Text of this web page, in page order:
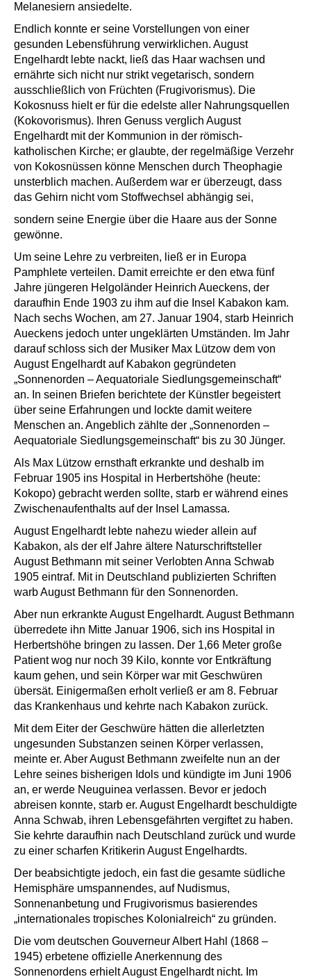
Melanesiern ansiedelte.
Endlich konnte er seine Vorstellungen von einer
gesunden Lebensführung verwirklichen. August
Engelhardt lebte nackt, ließ das Haar wachsen und
ernährte sich nicht nur strikt vegetarisch, sondern
ausschließlich von Früchten (Frugivorismus). Die
Kokosnuss hielt er für die edelste aller Nahrungsquellen
(Kokovorismus). Ihren Genuss verglich August
Engelhardt mit der Kommunion in der römisch-
katholischen Kirche; er glaubte, der regelmäßige Verzehr
von Kokosnüssen könne Menschen durch Theophagie
unsterblich machen. Außerdem war er überzeugt, dass
das Gehirn nicht vom Stoffwechsel abhängig sei,
sondern seine Energie über die Haare aus der Sonne
gewönne.
Um seine Lehre zu verbreiten, ließ er in Europa
Pamphlete verteilen. Damit erreichte er den etwa fünf
Jahre jüngeren Helgoländer Heinrich Aueckens, der
daraufhin Ende 1903 zu ihm auf die Insel Kabakon kam.
Nach sechs Wochen, am 27. Januar 1904, starb Heinrich
Aueckens jedoch unter ungeklärten Umständen. Im Jahr
darauf schloss sich der Musiker Max Lützow dem von
August Engelhardt auf Kabakon gegründeten
„Sonnenorden – Aequatoriale Siedlungsgemeinschaft“
an. In seinen Briefen berichtete der Künstler begeistert
über seine Erfahrungen und lockte damit weitere
Menschen an. Angeblich zählte der „Sonnenorden –
Aequatoriale Siedlungsgemeinschaft“ bis zu 30 Jünger.
Als Max Lützow ernsthaft erkrankte und deshalb im
Februar 1905 ins Hospital in Herbertshöhe (heute:
Kokopo) gebracht werden sollte, starb er während eines
Zwischenaufenthalts auf der Insel Lamassa.
August Engelhardt lebte nahezu wieder allein auf
Kabakon, als der elf Jahre ältere Naturschriftsteller
August Bethmann mit seiner Verlobten Anna Schwab
1905 eintraf. Mit in Deutschland publizierten Schriften
warb August Bethmann für den Sonnenorden.
Aber nun erkrankte August Engelhardt. August Bethmann
überredete ihn Mitte Januar 1906, sich ins Hospital in
Herbertshöhe bringen zu lassen. Der 1,66 Meter große
Patient wog nur noch 39 Kilo, konnte vor Entkräftung
kaum gehen, und sein Körper war mit Geschwüren
übersät. Einigermaßen erholt verließ er am 8. Februar
das Krankenhaus und kehrte nach Kabakon zurück.
Mit dem Eiter der Geschwüre hätten die allerletzten
ungesunden Substanzen seinen Körper verlassen,
meinte er. Aber August Bethmann zweifelte nun an der
Lehre seines bisherigen Idols und kündigte im Juni 1906
an, er werde Neuguinea verlassen. Bevor er jedoch
abreisen konnte, starb er. August Engelhardt beschuldigte
Anna Schwab, ihren Lebensgefährten vergiftet zu haben.
Sie kehrte daraufhin nach Deutschland zurück und wurde
zu einer scharfen Kritikerin August Engelhardts.
Der beabsichtigte jedoch, ein fast die gesamte südliche
Hemisphäre umspannendes, auf Nudismus,
Sonnenanbetung und Frugivorismus basierendes
„internationales tropisches Kolonialreich“ zu gründen.
Die vom deutschen Gouverneur Albert Hahl (1868 –
1945) erbetene offizielle Anerkennung des
Sonnenordens erhielt August Engelhardt nicht. Im